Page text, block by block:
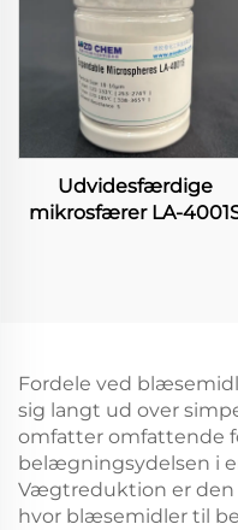
Udvidesfærdige
mikrosfærer LA-
Fordele ved
sig langt ud over
omfatter omfattende
belægningsydelsen i
Vægtreduktion er den
hvor blæsemidler til